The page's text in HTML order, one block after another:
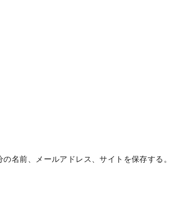
名前、メールアドレス、サイトを保存する。